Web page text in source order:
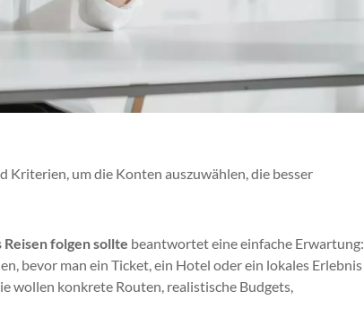
Kriterien, um die Konten auszuwählen, die besser
folgen sollte beantwortet eine einfache Erwartung:
bevor man ein Ticket, ein Hotel oder ein lokales Erlebnis
wollen konkrete Routen, realistische Budgets,